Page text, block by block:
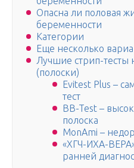
Опасна ли половая
беременности
Категории
Еще несколько
Лучшие стрип-тесты
(полоски)
Evitest Plus –
тест
BB-Test –
полоска
MonAmi –
«ХГЧ-ИХА-
ранней